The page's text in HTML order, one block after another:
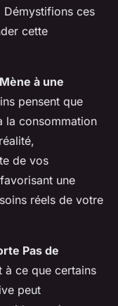
ces
cette
à une
pensent que
la consommation
de vos
une
réels de votre
Pas de
à ce que certains
peut